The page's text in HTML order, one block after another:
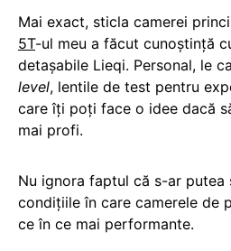
Mai exact, sticla camerei
5T-ul meu a făcut cunoștință
detașabile Lieqi. Personal, le
level, lentile de test pentru
care îți poți face o idee dacă
mai profi.
Nu ignora faptul că s-ar
condițiile în care camerele de
ce în ce mai performante.